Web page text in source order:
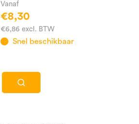
Vanaf
€8,30
€6,86 excl. BTW
Snel beschikbaar